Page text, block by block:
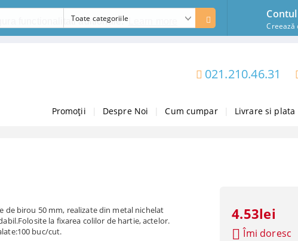
functionalitati aditionale.
021.210.46.31
Promoții Despre Noi Cum cumpar Livrare si plata
Creează
de birou 50 mm, realizate din metal nichelat
la fixarea colilor de hartie, actelor.
buc/cut.
4.53lei
Îmi doresc